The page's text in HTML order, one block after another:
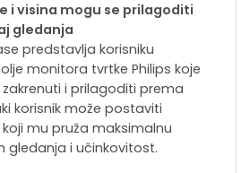
i visina mogu se prilagoditi
gledanja
predstavlja korisniku
monitora tvrtke Philips koje
i prilagoditi prema
korisnik može postaviti
mu pruža maksimalnu
gledanja i učinkovitost.